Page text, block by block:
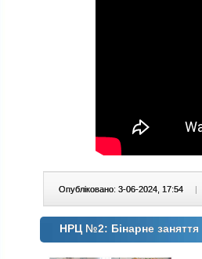
Опубліковано: 3-06-2024, 17:54 |
НРЦ №2: Бінарне